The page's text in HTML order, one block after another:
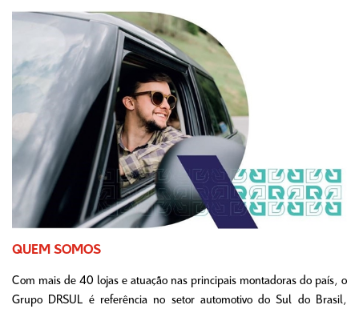
QUEM SOMOS
Com mais de 40 lojas e atuação nas principais montadoras do país, o
Grupo DRSUL é referência no setor automotivo do Sul do Brasil,